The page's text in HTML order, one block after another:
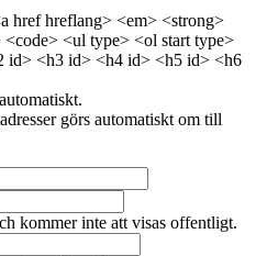
href hreflang> <em> <strong>
<ul type> <ol start type>
id> <h3 id> <h4 id> <h5 id> <h6
görs automatiskt om till
kommer inte att visas offentligt.